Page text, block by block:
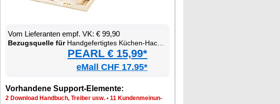
Vom Lie­fe­ran­ten empf. VK: € 99,90
Be­zugs­quel­le fürHand­ge­fer­tig­tes Kü­chen-Hack­mes­ser
PEARL € 15,99*
eMall CHF 17.95*
Vor­han­de­ne Sup­port-Ele­men­te:
2 Down­load Hand­buch, Trei­ber usw. • 11 Kun­den­mei­nun­